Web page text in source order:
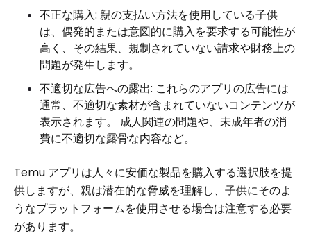
不正な購入: 親の支払い方法を使用している子供
は、偶発的または意図的に購入を要求する可能性が
高く、その結果、規制されていない請求や財務上の
問題が発生します。
不適切な広告への露出: これらのアプリの広告には
通常、不適切な素材が含まれていないコンテンツが
表示されます。 成人関連の問題や、未成年者の消
費に不適切な露骨な内容など。
Temu アプリは人々に安価な製品を購入する選択肢を提
供しますが、親は潜在的な脅威を理解し、子供にそのよ
うなプラットフォームを使用させる場合は注意する必要
があります。